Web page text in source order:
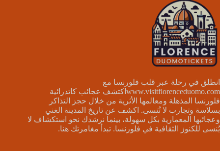
انطلق في رحلة عبر قلب فلورنسا مع
www.visitflorenceduomo.com اكتشف عجائب كاتدرائية
فلورنسا المذهلة ومعالمها الأثرية من خلال حجز التذاكر
بسلاسة وتجارب لا تُنسى. اكشف عن تاريخ المدينة الغني
وعجائبها المعمارية بكل سهولة، بينما نرشدك نحو استكشاف لا
يُنسى للكنوز الثقافية في فلورنسا. تبدأ مغامرتك هنا.